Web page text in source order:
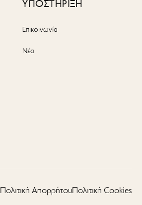
ΥΠΟΣΤΗΡΙΞΗ
Επικοινωνία
Νέα
Πολιτική ΑπορρήτουΠολιτική Cookies